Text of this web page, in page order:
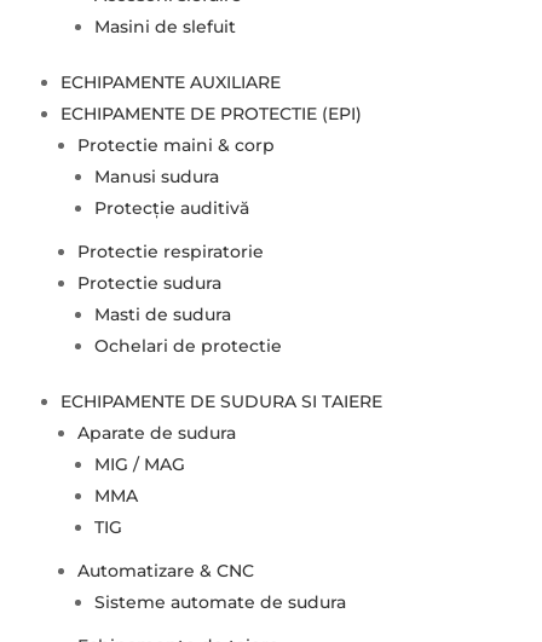
Masini de slefuit
ECHIPAMENTE AUXILIARE
ECHIPAMENTE DE PROTECTIE (EPI)
Protectie maini & corp
Manusi sudura
Protecție auditivă
Protectie respiratorie
Protectie sudura
Masti de sudura
Ochelari de protectie
ECHIPAMENTE DE SUDURA SI TAIERE
Aparate de sudura
MIG / MAG
MMA
TIG
Automatizare & CNC
Sisteme automate de sudura